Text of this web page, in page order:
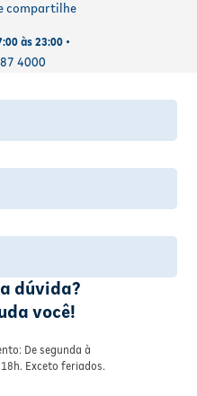
compartilhe
às 23:00 •
4000
dúvida?
você!
De segunda à
Exceto feriados.